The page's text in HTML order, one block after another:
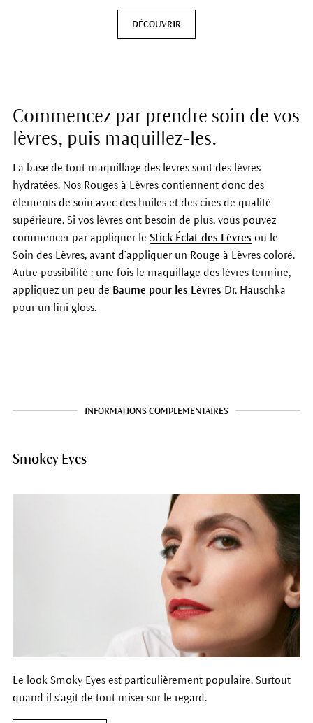
DÉCOUVRIR
Commencez par prendre soin de vos
lèvres, puis maquillez-les.
La base de tout maquillage des lèvres sont des lèvres
hydratées. Nos Rouges à Lèvres contiennent donc des
éléments de soin avec des huiles et des cires de qualité
supérieure. Si vos lèvres ont besoin de plus, vous pouvez
commencer par appliquer le Stick Éclat des Lèvres ou le
Soin des Lèvres, avant d’appliquer un Rouge à Lèvres coloré.
Autre possibilité : une fois le maquillage des lèvres terminé,
appliquez un peu de Baume pour les Lèvres Dr. Hauschka
pour un fini gloss.
INFORMATIONS COMPLÉMENTAIRES
Smokey Eyes
Le look Smoky Eyes est particulièrement populaire. Surtout
quand il s’agit de tout miser sur le regard.